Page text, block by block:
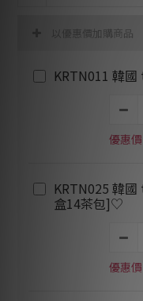
以優惠價加購商品
KRTN011 韓
優惠
KRTN025 韓
盒14茶包]♡
優惠